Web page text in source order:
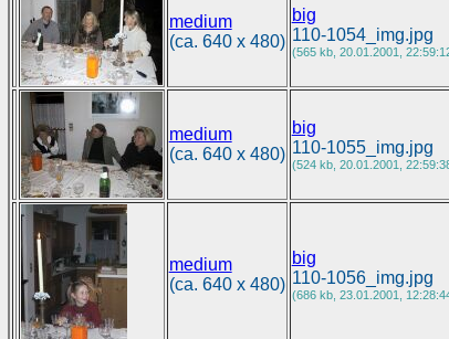
medium
(ca. 640 x 480)
big
110-1054_img.jpg
(565 kb, 20.01.2001,
medium
(ca. 640 x 480)
big
110-1055_img.jpg
(524 kb, 20.01.2001,
medium
(ca. 640 x 480)
big
110-1056_img.jpg
(686 kb, 23.01.2001,